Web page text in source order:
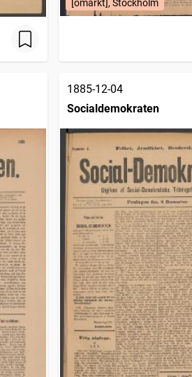
[omärkt], Stockholm
1885-12-04
Socialdemokraten